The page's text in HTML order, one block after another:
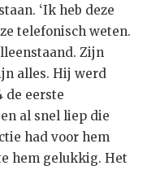
‘Ik heb deze
telefonisch weten.
Zijn
alles. Hij werd
de eerste
al snel liep die
had voor hem
hem gelukkig. Het